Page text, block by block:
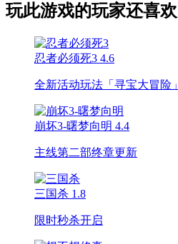
玩此游戏的玩家还喜欢
忍者必须死3 4.6
全新活动玩法「寻宝大冒险」
崩坏3-曙梦向明 4.4
主线第二部终章更新
三国杀 1.8
限时秒杀开启